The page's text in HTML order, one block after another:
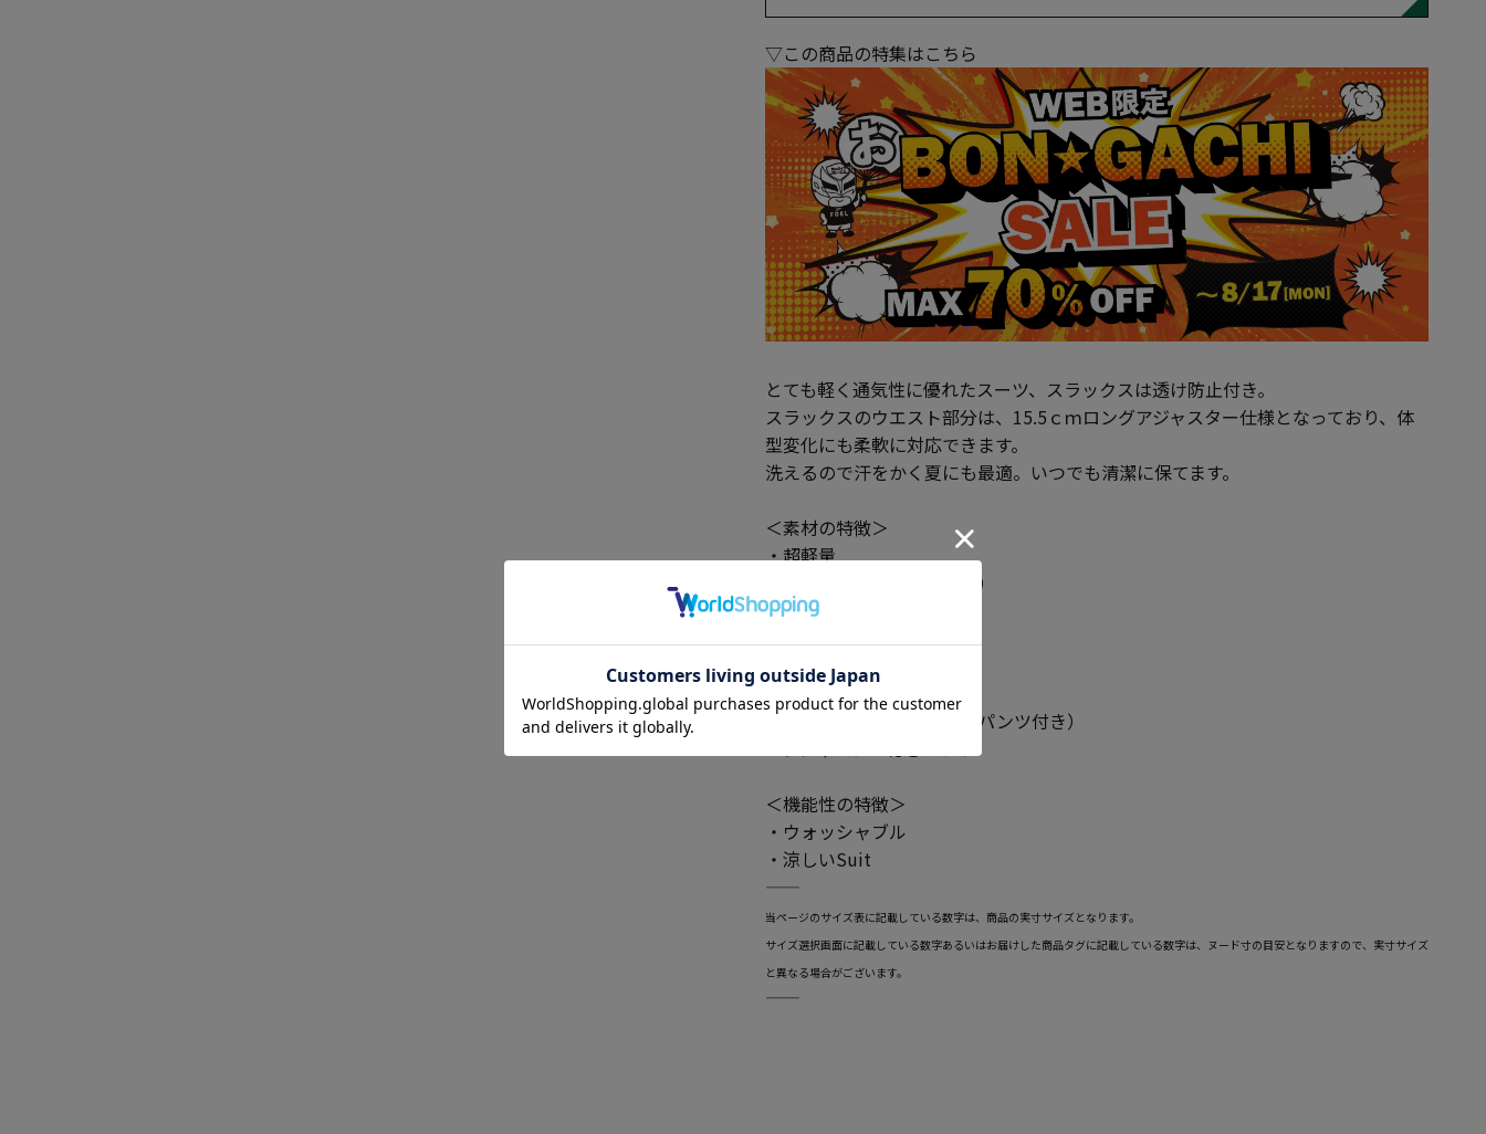
▽この商品の特集はこちら
とても軽く通気性に優れたスーツ、スラックスは透け防止付き。
スラックスのウエスト部分は、15.5ｃｍロングアジャスター仕様となっており、体
型変化にも柔軟に対応できます。
洗えるので汗をかく夏にも最適。いつでも清潔に保てます。
＜素材の特徴＞
・超軽量
・高通気（風が通りやすい）
・ストレッチ
＜仕様の特徴＞
・消臭脇メッシュ
・ツーパンツ仕様（スペアパンツ付き）
＜機能性の特徴＞
・ウォッシャブル
・涼しいSuit
―――――――――――――――――――――――
当ページのサイズ表に記載している数字は、商品の実寸サイズとなります。
サイズ選択画面に記載している数字あるいはお届けした商品タグに記載している数字は、ヌード寸の目安となりますので、実寸サイズ
と異なる場合がございます。
―――――――――――――――――――――――